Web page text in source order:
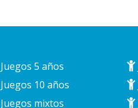
Juegos 5 años
Juegos 10 años
Juegos mixtos